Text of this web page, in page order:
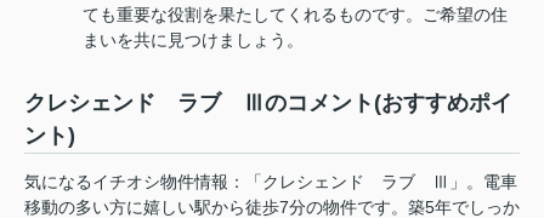
ても重要な役割を果たしてくれるものです。ご希望の住
まいを共に見つけましょう。
クレシェンド ラブ Ⅲのコメント(おすすめポイ
ント)
気になるイチオシ物件情報：「クレシェンド ラブ Ⅲ」。電車
移動の多い方に嬉しい駅から徒歩7分の物件です。築5年でしっか